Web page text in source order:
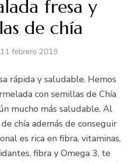
fresa y
de chía
11 febrero 2019
rápida y saludable. Hemos
con semillas de Chía
mucho más saludable. Al
chía además de conseguir
es rica en fibra, vitaminas,
fibra y Omega 3, te